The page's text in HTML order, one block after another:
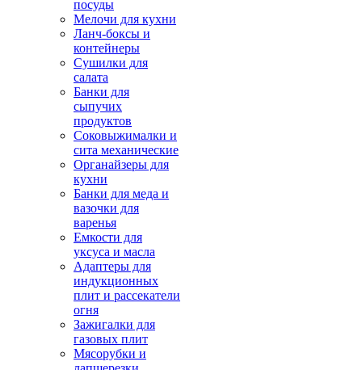
посуды
Мелочи для кухни
Ланч-боксы и
контейнеры
Сушилки для
салата
Банки для
сыпучих
продуктов
Соковыжималки и
сита механические
Органайзеры для
кухни
Банки для меда и
вазочки для
варенья
Емкости для
уксуса и масла
Адаптеры для
индукционных
плит и рассекатели
огня
Зажигалки для
газовых плит
Мясорубки и